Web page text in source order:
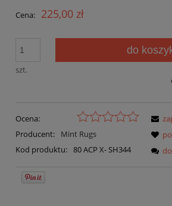
Cena: 225,00 zł
szt.
do
Ocena:
Producent:
Mint Rugs
Kod produktu: 80 ACP X- SH344